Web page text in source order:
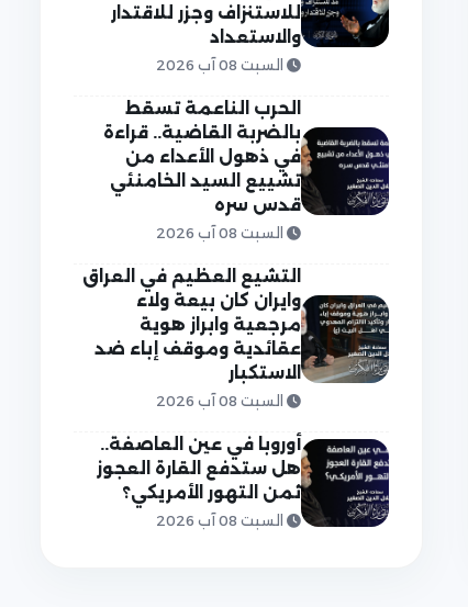
للاستنزاف وجزر للاقتدار
والاستعداد
السبت 08 آب 2026
الحرب الناعمة تسقط
بالضربة القاضية.. قراءة
في ذهول الأعداء من
تشييع السيد الخامنئي
قدس سره
السبت 08 آب 2026
التشيع العظيم في العراق
وايران كان بيعة ولاء
مرجعية وابراز هوية
عقائدية وموقف إباء ضد
الاستكبار
السبت 08 آب 2026
أوروبا في عين العاصفة..
هل ستدفع القارة العجوز
ثمن التهور الأمريكي؟
السبت 08 آب 2026